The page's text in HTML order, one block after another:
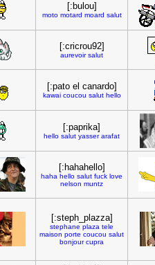
[:bulou]
moto motard moard salut
[:cricrou92]
aurevoir salut
[:pato el canardo]
kawai coucou salut hello
[:paprika]
hello salut yasser arafat
[:hahahello]
haha hello salut fuck love
nelson muntz
[:steph_plazza]
stephane plaza tele
maison porte coucou salut
bonjour cupra